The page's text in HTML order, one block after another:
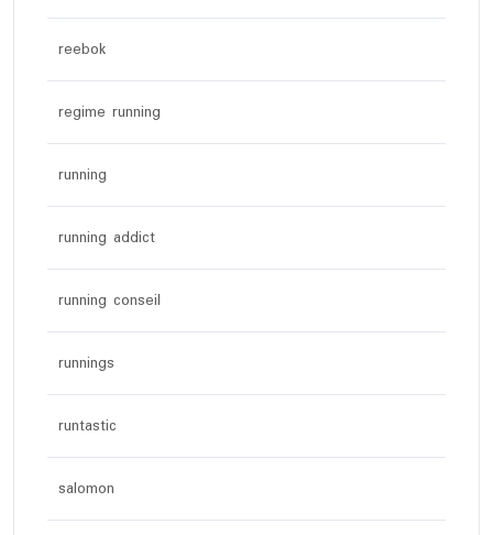
reebok
regime running
running
running addict
running conseil
runnings
runtastic
salomon